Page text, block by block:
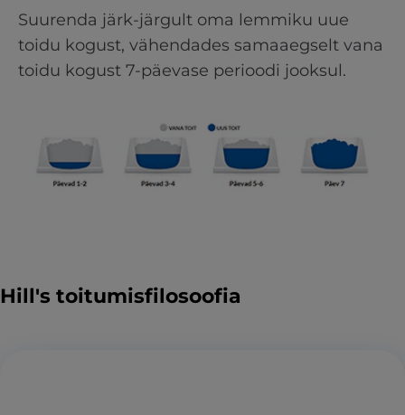
Suurenda järk-järgult oma lemmiku uue
toidu kogust, vähendades samaaegselt vana
toidu kogust 7-päevase perioodi jooksul.
Hill's toitumisfilosoofia